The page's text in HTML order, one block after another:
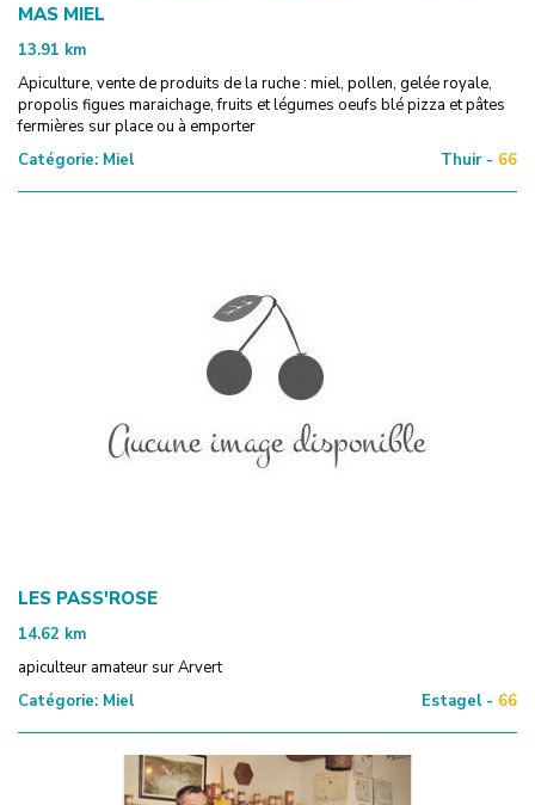
MAS MIEL
13.91 km
Apiculture, vente de produits de la ruche : miel, pollen, gelée royale,
propolis figues maraichage, fruits et légumes oeufs blé pizza et pâtes
fermières sur place ou à emporter
Catégorie: Miel Thuir - 66
LES PASS'ROSE
14.62 km
apiculteur amateur sur Arvert
Catégorie: Miel Estagel - 66